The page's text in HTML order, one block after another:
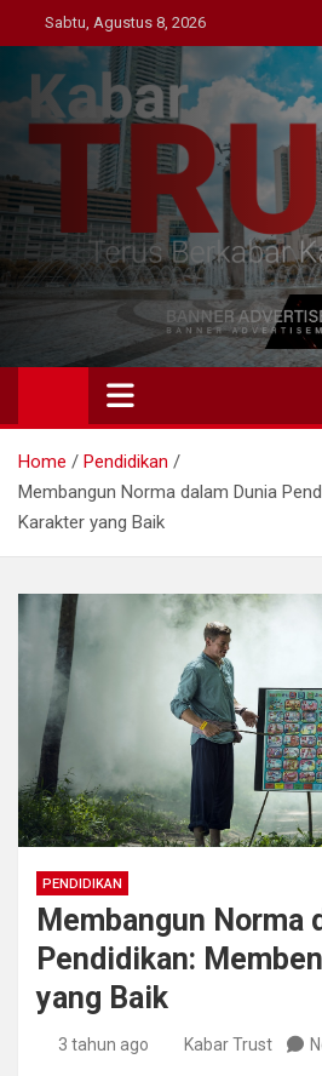
to
content
Sabtu, Agustus 8, 2026
Kabar Trust
Terus Berkabar Kabar Trust
Home
Pendidikan
Membangun Norma dalam Dunia
Karakter yang Baik
PENDIDIKAN
Membangun Norma
Pendidikan:
yang Baik
3 tahun ago Kabar Trust